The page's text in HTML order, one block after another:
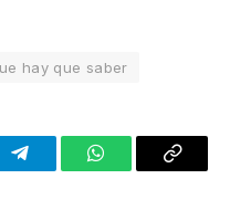
hay que saber
TelegramWhatsAppCopy